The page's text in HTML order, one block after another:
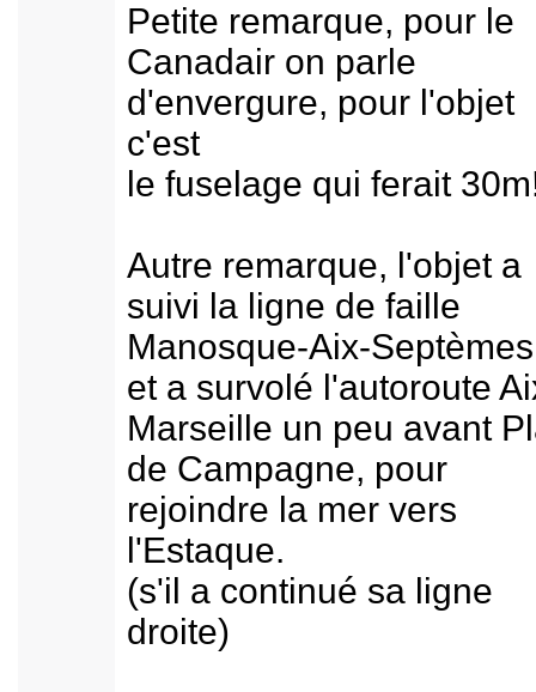
Petite remarque, pour le
Canadair on parle
d'envergure, pour l'objet
c'est
le fuselage qui ferait
Autre remarque, l'objet a
suivi la ligne de faille
Manosque-Aix-Septèmes
et a survolé l'autoroute
Marseille un peu avant
de Campagne, pour
rejoindre la mer vers
l'Estaque.
(s'il a continué sa ligne
droite)